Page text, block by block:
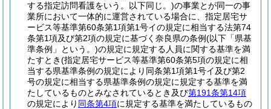
する指定訪問看護をいう。以下同じ。)の事業とが同一の事
業所において一体的に運営されている場合に、指定居宅サ
ービス等基準第60条第1項第1号イの規定に相当する法第74
条第1項及び第2項の規定に基づく奈良県の条例(以下「県基
準条例」という。)の規定に規定する人員に関する基準を満
たすとき(指定居宅サービス等基準第60条第5項の規定に相
当する県基準条例の規定により同条第1項第1号イ及び第2
号の規定に相当する県基準条例の規定に規定する基準を満
たしているものとみなされているとき及び第191条第14項
の規定により 同条第4項に規定する基準を満たしているもの